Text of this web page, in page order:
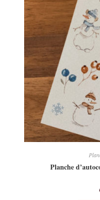
Planche